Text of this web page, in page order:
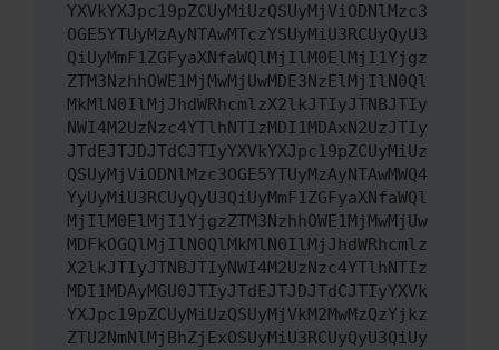
YXVkYXJpc19pZCUyMiUzQSUyMjViODNlMzc3
OGE5YTUyMzAyNTAwMTczYSUyMiU3RCUyQyU3
QiUyMmF1ZGFyaXNfaWQlMjIlM0ElMjI1Yjgz
ZTM3NzhhOWE1MjMwMjUwMDE3NzElMjIlN0Ql
MkMlN0IlMjJhdWRhcmlzX2lkJTIyJTNBJTIy
NWI4M2UzNzc4YTlhNTIzMDI1MDAxN2UzJTIy
JTdEJTJDJTdCJTIyYXVkYXJpc19pZCUyMiUz
QSUyMjViODNlMzc3OGE5YTUyMzAyNTAwMWQ4
YyUyMiU3RCUyQyU3QiUyMmF1ZGFyaXNfaWQl
MjIlM0ElMjI1YjgzZTM3NzhhOWE1MjMwMjUw
MDFkOGQlMjIlN0QlMkMlN0IlMjJhdWRhcmlz
X2lkJTIyJTNBJTIyNWI4M2UzNzc4YTlhNTIz
MDI1MDAyMGU0JTIyJTdEJTJDJTdCJTIyYXVk
YXJpc19pZCUyMiUzQSUyMjVkM2MwMzQzYjkz
ZTU2NmNlMjBhZjExOSUyMiU3RCUyQyU3QiUy